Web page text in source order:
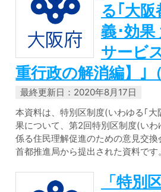
る｢大阪
義･効果
サービ
重行政の解消編】｣（
最終更新日：2020年8月17日
本資料は、特別区制度(いわゆる｢大
果について、第2回特別区制度(いわ
係る住民理解促進のための意見交
首都推進局から提出された資料です。
「特別